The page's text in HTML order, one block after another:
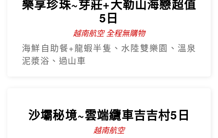
樂享珍珠~芽莊+大勒山海戀超值
5日
越南航空 全程無購物
海鮮自助餐+龍蝦半隻、水陸雙樂園、溫泉
泥漿浴、過山車
沙壩秘境~雲端纜車吉吉村5日
越南航空